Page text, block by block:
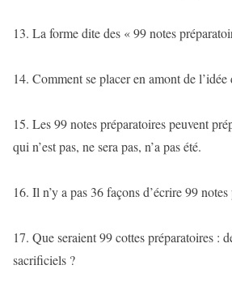
13. La forme dite des « 99 notes
14. Comment se placer en amont de l’idée
15. Les 99 notes préparatoires peuvent
qui n’est pas, ne sera pas, n’a pas été.
16. Il n’y a pas 36 façons d’écrire 99
17. Que seraient 99 cottes préparatoires :
sacrificiels ?